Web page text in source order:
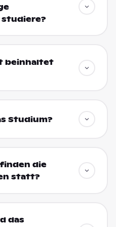
beinhaltet
Studium?
die
statt?
das